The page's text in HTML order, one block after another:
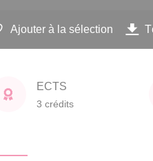
Ajouter à la sélection
ECTS
3 crédits